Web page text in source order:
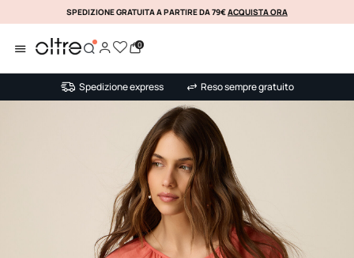
KLARNA
SPEDIZIONE GRATUITA A PARTIRE DA 79€ACQUISTA ORA
0
Spedizione express Reso sempre gratuito